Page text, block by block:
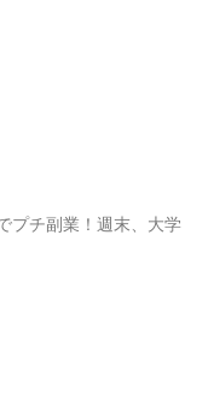
プチ副業！週末、大学